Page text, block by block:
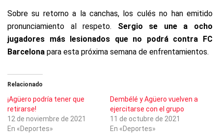
Sobre su retorno a la canchas, los culés no han emitido
pronunciamiento al respeto. Sergio se une a ocho
jugadores más lesionados que no podrá contra FC
Barcelona para esta próxima semana de enfrentamientos.
Relacionado
¡Agüero podría tener que
retirarse!
12 de noviembre de 2021
En «Deportes»
Dembélé y Agüero vuelven a
ejercitarse con el grupo
11 de octubre de 2021
En «Deportes»